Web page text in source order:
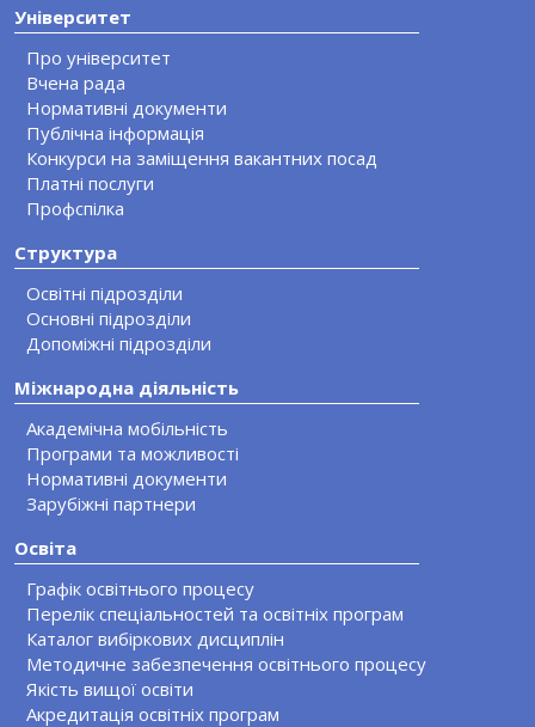
Університет
Про університет
Вчена рада
Нормативні документи
Публічна інформація
Конкурси на заміщення вакантних посад
Платні послуги
Профспілка
Структура
Освітні підрозділи
Основні підрозділи
Допоміжні підрозділи
Міжнародна діяльність
Академічна мобільність
Програми та можливості
Нормативні документи
Зарубіжні партнери
Освіта
Графік освітнього процесу
Перелік спеціальностей та освітніх програм
Каталог вибіркових дисциплін
Методичне забезпечення освітнього процесу
Якість вищої освіти
Акредитація освітніх програм